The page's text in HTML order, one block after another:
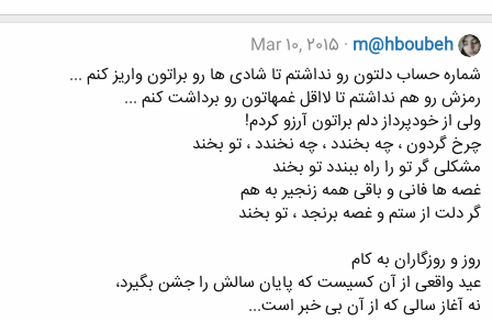
m@hboubeh
Mar 10, 2015
شماره حساب دلتون رو نداشتم تا شادی ها رو براتون واریز کنم ...
رمزش رو هم نداشتم تا لااقل غمهاتون رو برداشت کنم ...
ولی از خودپرداز دلم براتون آرزو کردم!
چرخ گردون ، چه بخندد ، چه نخندد ، تو بخند
مشکلی گر تو را راه ببندد تو بخند
غصه ها فانی و باقی همه زنجیر به هم
گر دلت از ستم و غصه برنجد ، تو بخند
روز و روزگاران به کام
عید واقعی از آن کسیست که پایان سالش را جشن بگیرد،
نه آغاز سالی که از آن بی خبر است...